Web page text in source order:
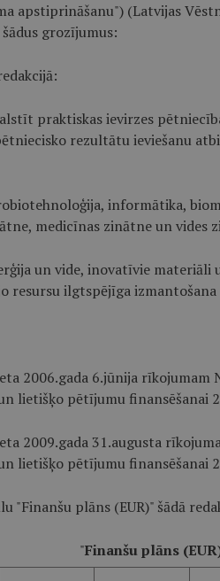
apstiprināšanu") (Latvijas
grozījumus:
praktiskas ievirzes
rezultātu ieviešanu
informātika,
medicīnas zinātne un vides
un vide, inovatīvie
resursu ilgtspējīga
2006.gada 6.jūnija rīkojumam
lietišķo pētījumu finansēšanai
2009.gada 31.augusta
lietišķo pētījumu finansēšanai
"Finanšu plāns (EUR)" šādā
"Finanšu plāns